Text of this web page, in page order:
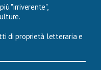
"irriverente",
di proprietà letteraria e